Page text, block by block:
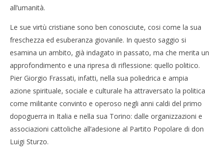
all’umanità.
Le sue virtù cristiane sono ben conosciute, cosi come la sua
freschezza ed esuberanza giovanile. In questo saggio si
esamina un ambito, già indagato in passato, ma che merita un
approfondimento e una ripresa di riflessione: quello politico.
Pier Giorgio Frassati, infatti, nella sua poliedrica e ampia
azione spirituale, sociale e culturale ha attraversato la politica
come militante convinto e operoso negli anni caldi del primo
dopoguerra in Italia e nella sua Torino: dalle organizzazioni e
associazioni cattoliche all’adesione al Partito Popolare di don
Luigi Sturzo.